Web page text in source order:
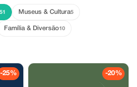
51 Museus & Cultura5
Família & Diversão10
-25% -20%